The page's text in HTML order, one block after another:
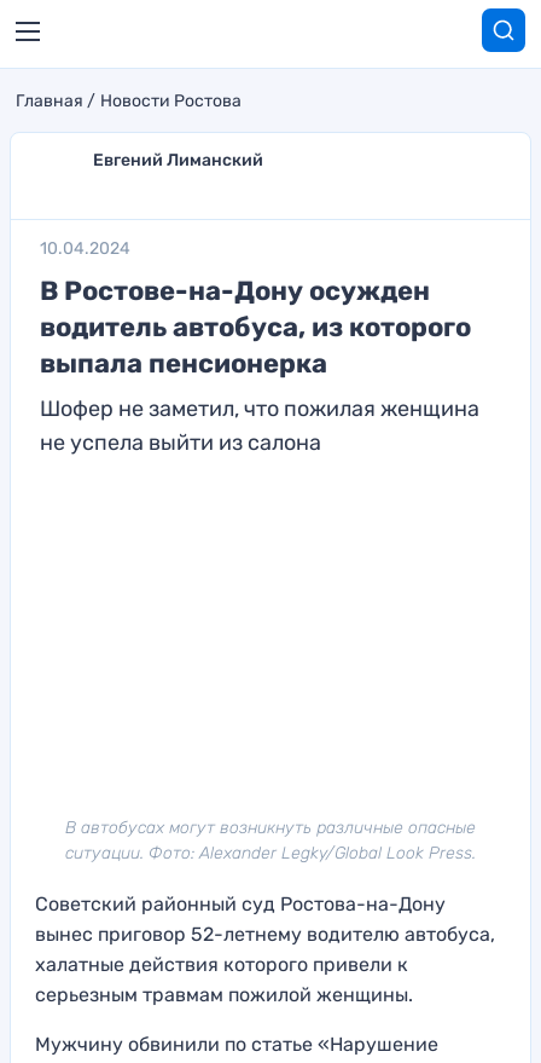
Главная Новости Ростова
Евгений Лиманский
10.04.2024
В Ростове-на-Дону осужден
водитель автобуса, из которого
выпала пенсионерка
Шофер не заметил, что пожилая женщина
не успела выйти из салона
В автобусах могут возникнуть различные опасные
ситуации. Фото: Alexander Legky/Global Look Press.
Советский районный суд Ростова-на-Дону
вынес приговор 52-летнему водителю автобуса,
халатные действия которого привели к
серьезным травмам пожилой женщины.
Мужчину обвинили по статье «Нарушение